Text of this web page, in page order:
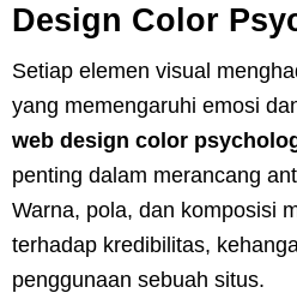
Design Color
Setiap elemen visual
yang memengaruhi emosi
web design color
penting dalam merancang
Warna, pola, dan komposisi
terhadap kredibilitas,
penggunaan sebuah situs.